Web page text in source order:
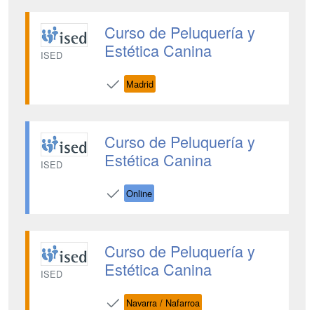
ISED
Curso de Peluquería y
Estética Canina
Madrid
ISED
Curso de Peluquería y
Estética Canina
Online
ISED
Curso de Peluquería y
Estética Canina
Navarra / Nafarroa